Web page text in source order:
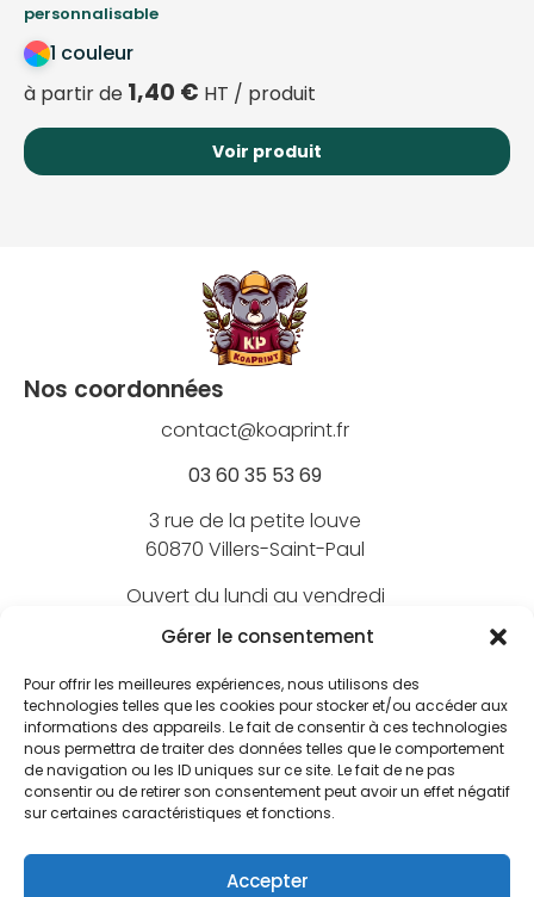
Gérer le consentement
Pour offrir les meilleures expériences, nous utilisons des
technologies telles que les cookies pour stocker et/ou accéder aux
informations des appareils. Le fait de consentir à ces technologies
nous permettra de traiter des données telles que le comportement
de navigation ou les ID uniques sur ce site. Le fait de ne pas
consentir ou de retirer son consentement peut avoir un effet négatif
sur certaines caractéristiques et fonctions.
Accepter
personnalisable
1 couleur
à partir de 1,40 € HT / produit
Voir produit
Nos coordonnées
contact@koaprint.fr
03 60 35 53 69
3 rue de la petite louve
60870 Villers-Saint-Paul
Ouvert du lundi au vendredi
de 9h à 18h
Nos marques
BEECHFIELD
ATLANTIS
FLEXFIT
Nos marquages
Broderie textile